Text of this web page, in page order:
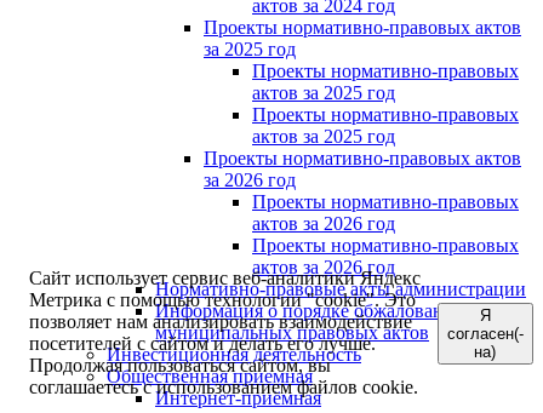
актов за 2024 год
Проекты нормативно-правовых актов
за 2025 год
Проекты нормативно-правовых
актов за 2025 год
Проекты нормативно-правовых
актов за 2025 год
Проекты нормативно-правовых актов
за 2026 год
Проекты нормативно-правовых
актов за 2026 год
Проекты нормативно-правовых
актов за 2026 год
Нормативно-правовые акты администрации
Информация о порядке обжалования
муниципальных правовых актов
Инвестиционная деятельность
Общественная приемная
Интернет-приёмная
Сайт использует сервис веб-аналитики Яндекс
Метрика с помощью технологии "cookie". Это
позволяет нам анализировать взаимодействие
посетителей с сайтом и делать его лучше.
Продолжая пользоваться сайтом, вы
соглашаетесь с использованием файлов cookie.
Я
согласен(-
на)